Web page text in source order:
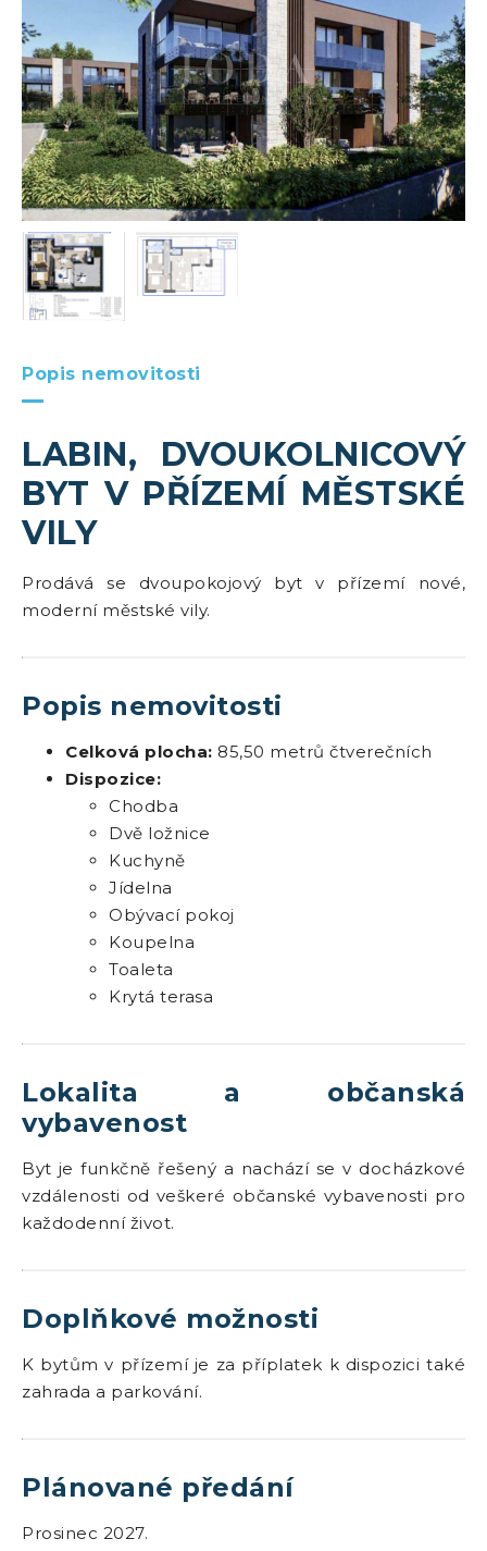
Popis nemovitosti
LABIN, DVOUKOLNICOVÝ
BYT V PŘÍZEMÍ MĚSTSKÉ
VILY
Prodává se dvoupokojový byt v přízemí nové,
moderní městské vily.
Popis nemovitosti
Celková plocha: 85,50 metrů čtverečních
Dispozice:
Chodba
Dvě ložnice
Kuchyně
Jídelna
Obývací pokoj
Koupelna
Toaleta
Krytá terasa
Lokalita a občanská
vybavenost
Byt je funkčně řešený a nachází se v docházkové
vzdálenosti od veškeré občanské vybavenosti pro
každodenní život.
Doplňkové možnosti
K bytům v přízemí je za příplatek k dispozici také
zahrada a parkování.
Plánované předání
Prosinec 2027.